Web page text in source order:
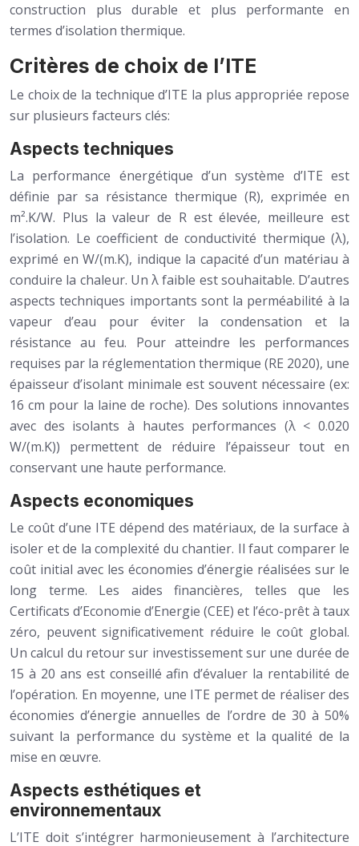
construction plus durable et plus performante en
termes d’isolation thermique.
Critères de choix de l’ITE
Le choix de la technique d’ITE la plus appropriée repose
sur plusieurs facteurs clés:
Aspects techniques
La performance énergétique d’un système d’ITE est
définie par sa résistance thermique (R), exprimée en
m².K/W. Plus la valeur de R est élevée, meilleure est
l’isolation. Le coefficient de conductivité thermique (λ),
exprimé en W/(m.K), indique la capacité d’un matériau à
conduire la chaleur. Un λ faible est souhaitable. D’autres
aspects techniques importants sont la perméabilité à la
vapeur d’eau pour éviter la condensation et la
résistance au feu. Pour atteindre les performances
requises par la réglementation thermique (RE 2020), une
épaisseur d’isolant minimale est souvent nécessaire (ex:
16 cm pour la laine de roche). Des solutions innovantes
avec des isolants à hautes performances (λ < 0.020
W/(m.K)) permettent de réduire l’épaisseur tout en
conservant une haute performance.
Aspects economiques
Le coût d’une ITE dépend des matériaux, de la surface à
isoler et de la complexité du chantier. Il faut comparer le
coût initial avec les économies d’énergie réalisées sur le
long terme. Les aides financières, telles que les
Certificats d’Economie d’Energie (CEE) et l’éco-prêt à taux
zéro, peuvent significativement réduire le coût global.
Un calcul du retour sur investissement sur une durée de
15 à 20 ans est conseillé afin d’évaluer la rentabilité de
l’opération. En moyenne, une ITE permet de réaliser des
économies d’énergie annuelles de l’ordre de 30 à 50%
suivant la performance du système et la qualité de la
mise en œuvre.
Aspects esthétiques et
environnementaux
L’ITE doit s’intégrer harmonieusement à l’architecture